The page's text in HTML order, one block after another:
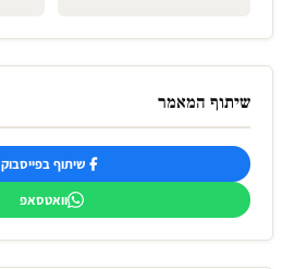
שיתוף המאמר
שיתוף בפייסבוק
וואטסאפ